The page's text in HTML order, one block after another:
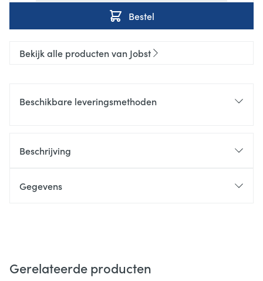
Bestel
Bekijk alle producten van Jobst
Beschikbare leveringsmethoden
Beschrijving
Gegevens
Gerelateerde producten